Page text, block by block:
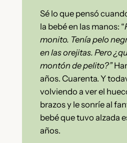
Sé lo que pensó
la bebé en las manos: “
monito. Tenía pelo
en las orejitas. Pero
montón de pelito?”
años. Cuarenta. Y
volviendo a ver el
brazos y le sonríe al
bebé que tuvo alzada
años.